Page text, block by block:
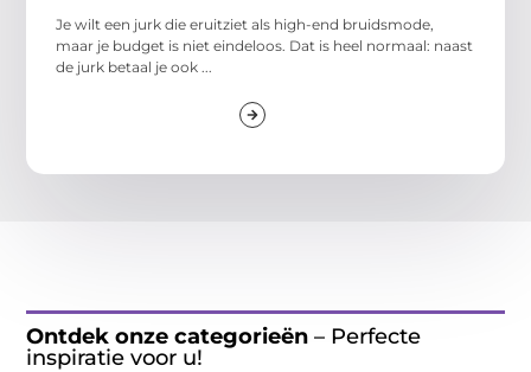
Je wilt een jurk die eruitziet als high-end bruidsmode,
maar je budget is niet eindeloos. Dat is heel normaal: naast
de jurk betaal je ook ...
Ontdek onze categorieën – Perfecte
inspiratie voor u!